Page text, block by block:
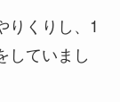
りくりし、1
していまし